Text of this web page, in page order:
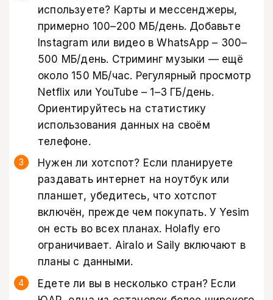
используете? Карты и мессенджеры,
примерно 100–200 МБ/день. Добавьте
Instagram или видео в WhatsApp – 300–
500 МБ/день. Стриминг музыки — ещё
около 150 МБ/час. Регулярный просмотр
Netflix или YouTube – 1–3 ГБ/день.
Ориентируйтесь на статистику
использования данных на своём
телефоне.
Нужен ли хотспот? Если планируете
раздавать интернет на ноутбук или
планшет, убедитесь, что хотспот
включён, прежде чем покупать. У Yesim
он есть во всех планах. Holafly его
ограничивает. Airalo и Saily включают в
планы с данными.
Едете ли вы в несколько стран? Если